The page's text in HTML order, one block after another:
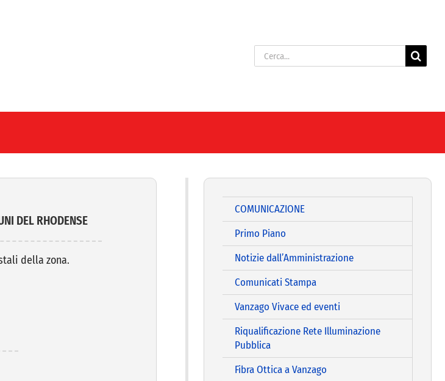
Cerca
per:
DEL RHODENSE
della zona.
COMUNICAZIONE
Primo Piano
Notizie dall’Amministrazione
Comunicati Stampa
Vanzago Vivace ed eventi
Riqualificazione Rete Illuminazione
Pubblica
Fibra Ottica a Vanzago